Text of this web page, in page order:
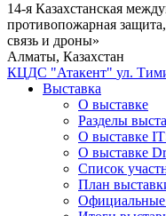
14-я Казахстанская
противопожарная
связь и дроны»
Алматы, Казахстан
КЦДС "Атакент" ул.
Выставка
О выставке
Разделы
О выставке
О выставке
Список
План
Официальные